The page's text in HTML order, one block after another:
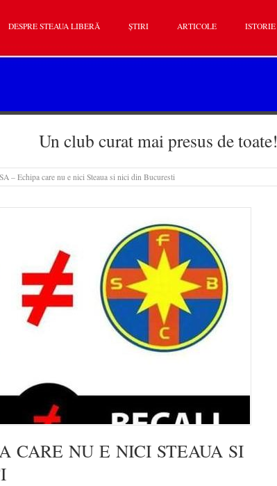
DESPRE STEAUA LIBERĂ ȘTIRI ARTICOLE ISTORIE
Un club curat mai presus de toate!
– Echipa care nu e nici Steaua si nici din Bucuresti
CARE NU E NICI STEAUA SI